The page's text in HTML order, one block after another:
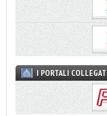
I PORTALI